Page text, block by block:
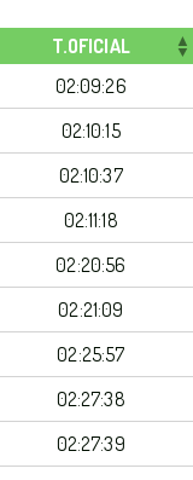
T.OFICIAL
02:09:26
02:10:15
02:10:37
02:11:18
02:20:56
02:21:09
02:25:57
02:27:38
02:27:39